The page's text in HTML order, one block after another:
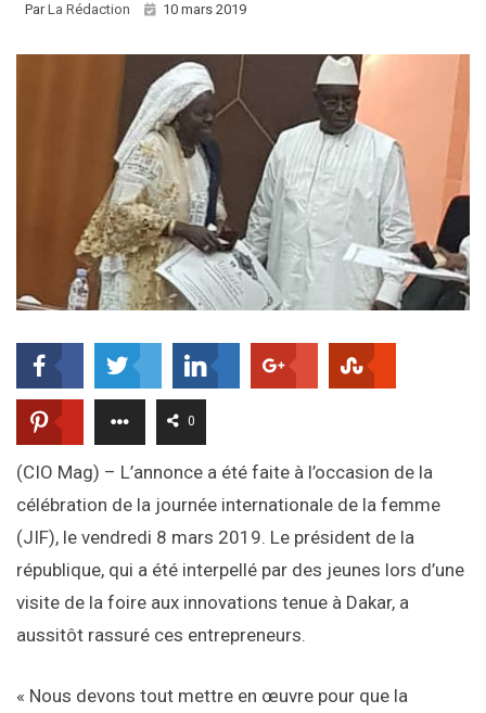
ParLa Rédaction 10 mars 2019
0
(CIO Mag) – L’annonce a été faite à l’occasion de la
célébration de la journée internationale de la femme
(JIF), le vendredi 8 mars 2019. Le président de la
république, qui a été interpellé par des jeunes lors d’une
visite de la foire aux innovations tenue à Dakar, a
aussitôt rassuré ces entrepreneurs.
« Nous devons tout mettre en œuvre pour que la